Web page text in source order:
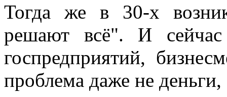
Тогда же в 30-х
решают всё". И сейчас
госпредприятий,
проблема даже не